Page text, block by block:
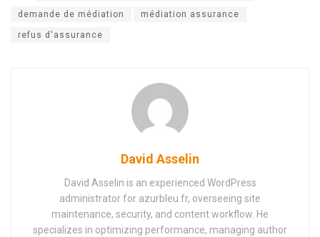
demande de médiation médiation assurance
refus d'assurance
David Asselin
David Asselin is an experienced WordPress
administrator for azurbleu.fr, overseeing site
maintenance, security, and content workflow. He
specializes in optimizing performance, managing author